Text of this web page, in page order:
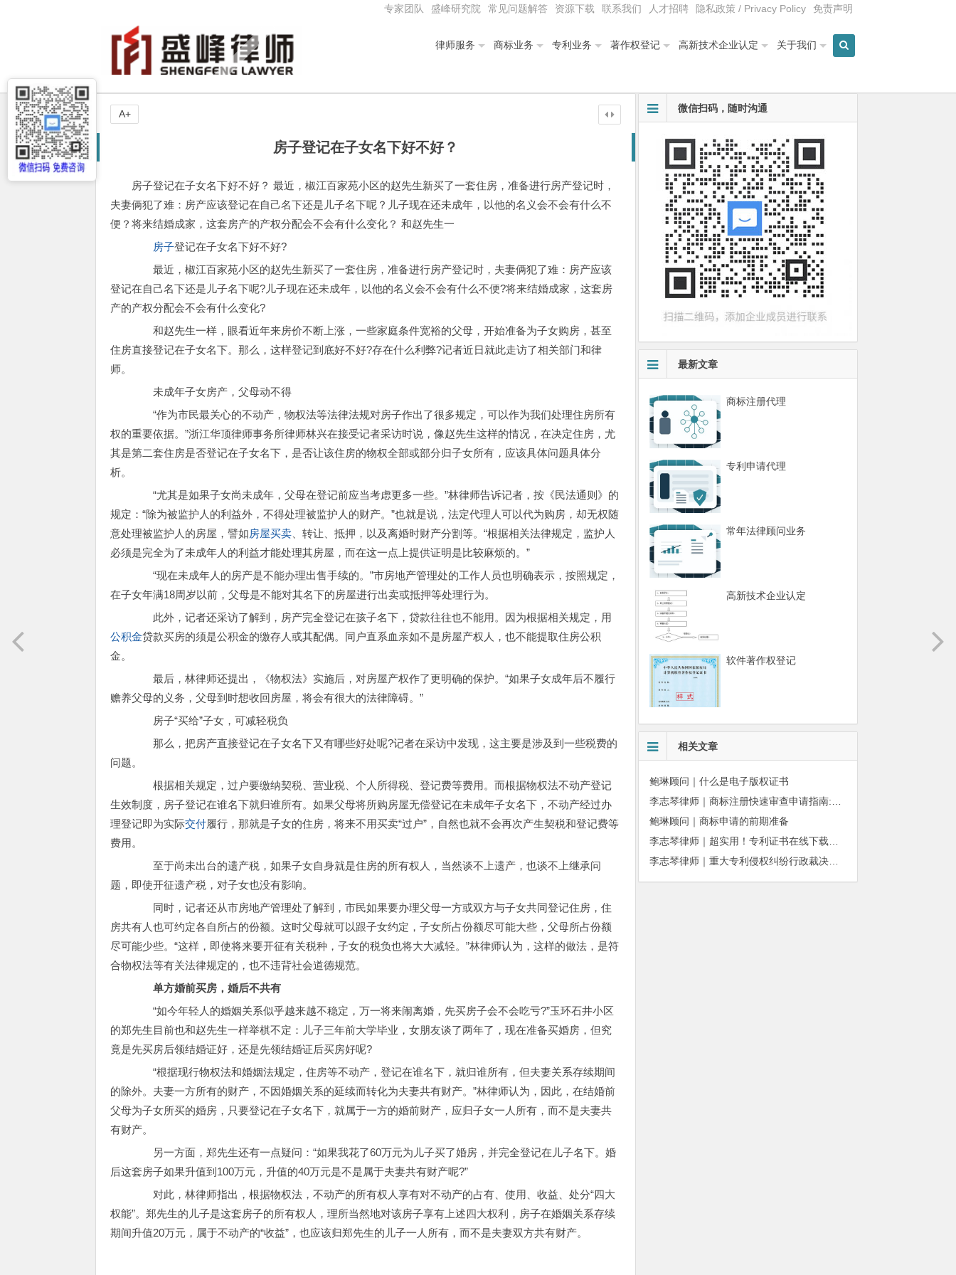
专家团队 盛峰研究院 常见问题解答 资源下载 联系我们 人才招聘 隐私政策 / Privacy Policy 免责声明
律师服务 商标业务 专利业务 著作权登记 高新技术企业认定 关于我们
房子登记在子女名下好不好？
房子登记在子女名下好不好？ 最近，椒江百家苑小区的赵先生新买了一套住房，准备进行房产登记时，
夫妻俩犯了难：房产应该登记在自己名下还是儿子名下呢？儿子现在还未成年，以他的名义会不会有什么不
便？将来结婚成家，这套房产的产权分配会不会有什么变化？ 和赵先生一
房子登记在子女名下好不好?
最近，椒江百家苑小区的赵先生新买了一套住房，准备进行房产登记时，夫妻俩犯了难：房产应该
登记在自己名下还是儿子名下呢?儿子现在还未成年，以他的名义会不会有什么不便?将来结婚成家，这套房
产的产权分配会不会有什么变化?
和赵先生一样，眼看近年来房价不断上涨，一些家庭条件宽裕的父母，开始准备为子女购房，甚至
住房直接登记在子女名下。那么，这样登记到底好不好?存在什么利弊?记者近日就此走访了相关部门和律
师。
未成年子女房产，父母动不得
“作为市民最关心的不动产，物权法等法律法规对房子作出了很多规定，可以作为我们处理住房所有
权的重要依据。”浙江华顶律师事务所律师林兴在接受记者采访时说，像赵先生这样的情况，在决定住房，尤
其是第二套住房是否登记在子女名下，是否让该住房的物权全部或部分归子女所有，应该具体问题具体分
析。
“尤其是如果子女尚未成年，父母在登记前应当考虑更多一些。”林律师告诉记者，按《民法通则》的
规定：“除为被监护人的利益外，不得处理被监护人的财产。”也就是说，法定代理人可以代为购房，却无权随
意处理被监护人的房屋，譬如房屋买卖 、转让、抵押，以及离婚时财产分割等。“根据相关法律规定，监护人
必须是完全为了未成年人的利益才能处理其房屋，而在这一点上提供证明是比较麻烦的。”
“现在未成年人的房产是不能办理出售手续的。”市房地产管理处的工作人员也明确表示，按照规定，
在子女年满18周岁以前，父母是不能对其名下的房屋进行出卖或抵押等处理行为。
此外，记者还采访了解到，房产完全登记在孩子名下，贷款往往也不能用。因为根据相关规定，用
公积金贷款买房的须是公积金的缴存人或其配偶。同户直系血亲如不是房屋产权人，也不能提取住房公积
金。
最后，林律师还提出，《物权法》实施后，对房屋产权作了更明确的保护。“如果子女成年后不履行
赡养父母的义务，父母到时想收回房屋，将会有很大的法律障碍。”
房子“买给”子女，可减轻税负
那么，把房产直接登记在子女名下又有哪些好处呢?记者在采访中发现，这主要是涉及到一些税费的
问题。
根据相关规定，过户要缴纳契税、营业税、个人所得税、登记费等费用。而根据物权法不动产登记
生效制度，房子登记在谁名下就归谁所有。如果父母将所购房屋无偿登记在未成年子女名下，不动产经过办
理登记即为实际交付履行，那就是子女的住房，将来不用买卖“过户”，自然也就不会再次产生契税和登记费等
费用。
至于尚未出台的遗产税，如果子女自身就是住房的所有权人，当然谈不上遗产，也谈不上继承问
题，即使开征遗产税，对子女也没有影响。
同时，记者还从市房地产管理处了解到，市民如果要办理父母一方或双方与子女共同登记住房，住
房共有人也可约定各自所占的份额。这时父母就可以跟子女约定，子女所占份额尽可能大些，父母所占份额
尽可能少些。“这样，即使将来要开征有关税种，子女的税负也将大大减轻。”林律师认为，这样的做法，是符
合物权法等有关法律规定的，也不违背社会道德规范。
单方婚前买房，婚后不共有
“如今年轻人的婚姻关系似乎越来越不稳定，万一将来闹离婚，先买房子会不会吃亏?”玉环石井小区
的郑先生目前也和赵先生一样举棋不定：儿子三年前大学毕业，女朋友谈了两年了，现在准备买婚房，但究
竟是先买房后领结婚证好，还是先领结婚证后买房好呢?
“根据现行物权法和婚姻法规定，住房等不动产，登记在谁名下，就归谁所有，但夫妻关系存续期间
的除外。夫妻一方所有的财产，不因婚姻关系的延续而转化为夫妻共有财产。”林律师认为，因此，在结婚前
父母为子女所买的婚房，只要登记在子女名下，就属于一方的婚前财产，应归子女一人所有，而不是夫妻共
有财产。
另一方面，郑先生还有一点疑问：“如果我花了60万元为儿子买了婚房，并完全登记在儿子名下。婚
后这套房子如果升值到100万元，升值的40万元是不是属于夫妻共有财产呢?”
对此，林律师指出，根据物权法，不动产的所有权人享有对不动产的占有、使用、收益、处分“四大
权能”。郑先生的儿子是这套房子的所有权人，理所当然地对该房子享有上述四大权利，房子在婚姻关系存续
期间升值20万元，属于不动产的“收益”，也应该归郑先生的儿子一人所有，而不是夫妻双方共有财产。
A+ 微信扫码，随时沟通
最新文章
商标注册代理
专利申请代理
常年法律顾问业务
高新技术企业认定
软件著作权登记
相关文章
鲍琳顾问｜什么是电子版权证书
鲍琳顾问｜商标申请的前期准备
李志琴律师｜重大专利侵权纠纷行政裁决：适用情形与办理规则详解